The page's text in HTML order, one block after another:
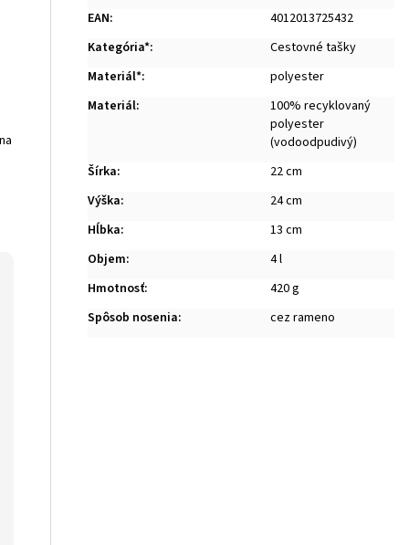
EAN:
4012013725432
Kategória*:
Cestovné tašky
Materiál*:
polyester
Materiál:
100% recyklovaný
polyester
(vodoodpudivý)
Šírka:
22 cm
Výška:
24 cm
Hĺbka:
13 cm
Objem:
4 l
Hmotnosť:
420 g
Spôsob nosenia: cez rameno